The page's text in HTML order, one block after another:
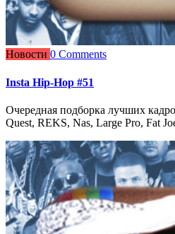
Новости 0 Comments
Insta Hip-Hop #51
Очередная подборка лучших
Quest, REKS, Nas, Large Pro, Fat